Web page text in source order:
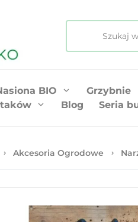
BIO Grzybnie
Blog Seria
Akcesoria Ogrodowe